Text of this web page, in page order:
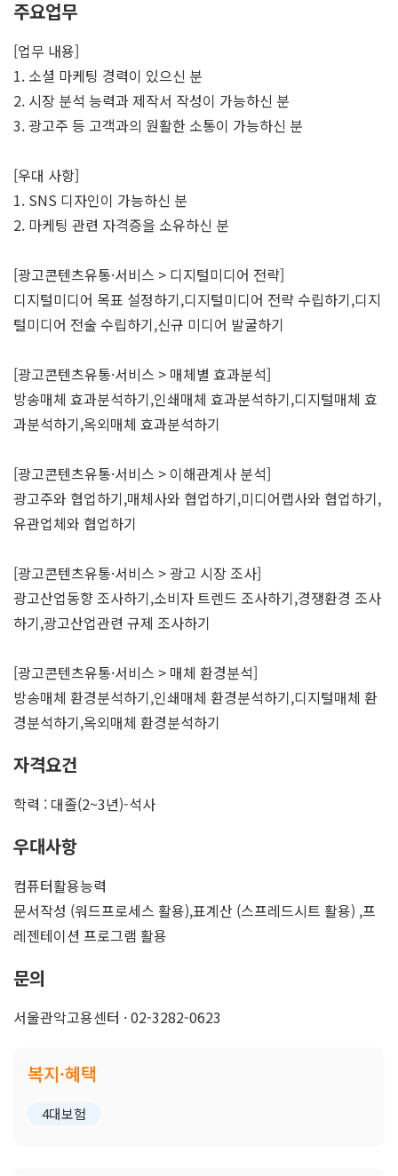
주요업무
[업무 내용]
1. 소셜 마케팅 경력이 있으신 분
2. 시장 분석 능력과 제작서 작성이 가능하신 분
3. 광고주 등 고객과의 원활한 소통이 가능하신 분
[우대 사항]
1. SNS 디자인이 가능하신 분
2. 마케팅 관련 자격증을 소유하신 분
[광고콘텐츠유통·서비스 > 디지털미디어 전략]
디지털미디어 목표 설정하기,디지털미디어 전략 수립하기,디지
털미디어 전술 수립하기,신규 미디어 발굴하기
[광고콘텐츠유통·서비스 > 매체별 효과분석]
방송매체 효과분석하기,인쇄매체 효과분석하기,디지털매체 효
과분석하기,옥외매체 효과분석하기
[광고콘텐츠유통·서비스 > 이해관계사 분석]
광고주와 협업하기,매체사와 협업하기,미디어랩사와 협업하기,
유관업체와 협업하기
[광고콘텐츠유통·서비스 > 광고 시장 조사]
광고산업동향 조사하기,소비자 트렌드 조사하기,경쟁환경 조사
하기,광고산업관련 규제 조사하기
[광고콘텐츠유통·서비스 > 매체 환경분석]
방송매체 환경분석하기,인쇄매체 환경분석하기,디지털매체 환
경분석하기,옥외매체 환경분석하기
자격요건
학력 : 대졸(2~3년)-석사
우대사항
컴퓨터활용능력
문서작성 (워드프로세스 활용),표계산 (스프레드시트 활용) ,프
레젠테이션 프로그램 활용
문의
서울관악고용센터 · 02-3282-0623
복지·혜택
4대보험